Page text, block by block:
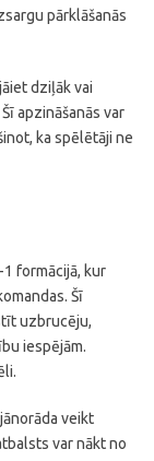
pārklāšanās
dziļāk vai
apzināšanās var
ka spēlētāji ne
formācijā, kur
Šī
uzbrucēju,
iespējām.
veikt
var nākt no